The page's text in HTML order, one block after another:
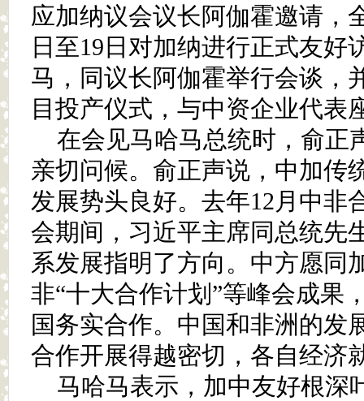
应加纳议会议长阿伽霍邀请，
日至19日对加纳进行正式友好
马，同议长阿伽霍举行会谈，
目投产仪式，与中资企业代表
在会见马哈马总统时，俞正
亲切问候。俞正声说，中加传
发展势头良好。去年12月中非
会期间，习近平主席同总统先
系发展指明了方向。中方愿同
非“十大合作计划”等峰会成果
国务实合作。中国和非洲的发
合作开展得越密切，各自经济
马哈马表示，加中友好根深